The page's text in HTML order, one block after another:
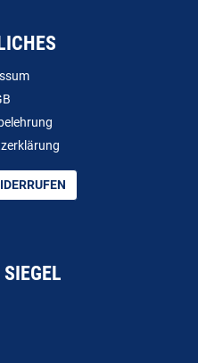
SIEGEL